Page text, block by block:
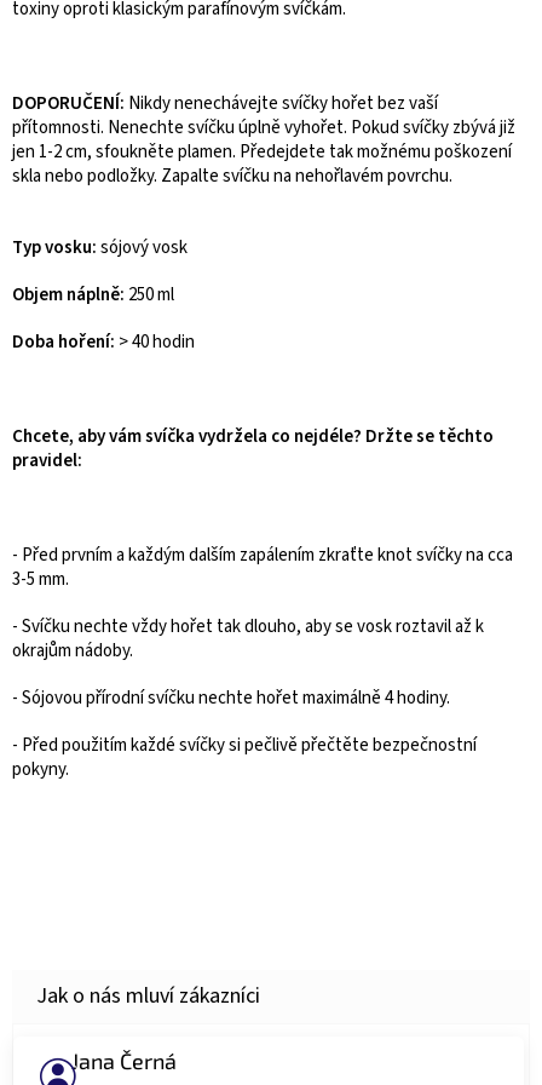
toxiny oproti klasickým parafínovým svíčkám.
DOPORUČENÍ: Nikdy nenechávejte svíčky hořet bez vaší
přítomnosti. Nenechte svíčku úplně vyhořet. Pokud svíčky zbývá již
jen 1-2 cm, sfoukněte plamen. Předejdete tak možnému poškození
skla nebo podložky. Zapalte svíčku na nehořlavém povrchu.
Typ vosku:sójový vosk
Objem náplně: 250 ml
Doba hoření: > 40 hodin
Chcete, aby vám svíčka vydržela co nejdéle? Držte se těchto
pravidel:
- Před prvním a každým dalším zapálením zkraťte knot svíčky na cca
3-5 mm.
- Svíčku nechte vždy hořet tak dlouho, aby se vosk roztavil až k
okrajům nádoby.
- Sójovou přírodní svíčku nechte hořet maximálně 4 hodiny.
- Před použitím každé svíčky si pečlivě přečtěte bezpečnostní
pokyny.
Jana Černá